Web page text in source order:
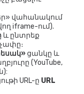
վահանակում
iframe-ում).
և ընտրեք
ցանկը և
(YouTube,
URL-ը URL